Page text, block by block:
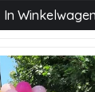
In Winkelwagen